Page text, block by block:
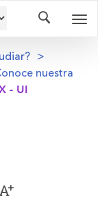
nuestra
- UI
Disminuir